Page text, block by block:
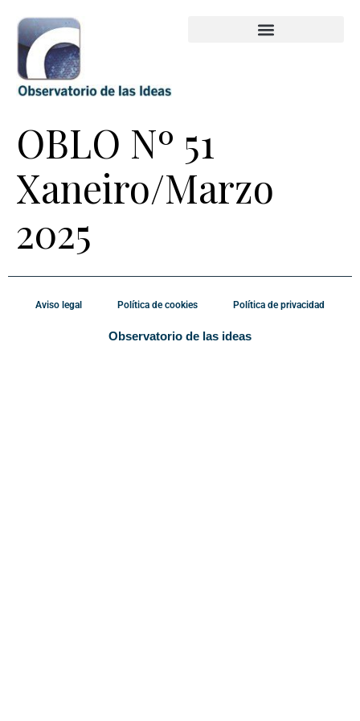
OBLO Nº 51
Xaneiro/Marzo
2025
Aviso legal Política de cookies Política de privacidad
Observatorio de las ideas